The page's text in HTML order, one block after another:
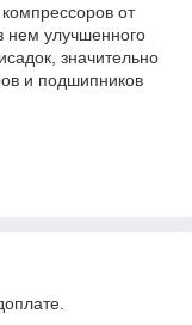
от
нем улучшенного
значительно
и подшипников